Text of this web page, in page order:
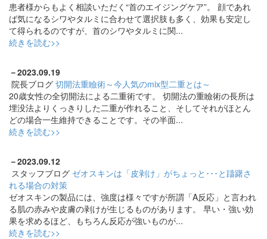
患者様からもよく相談いただく“首のエイジングケア”。 顔であれ
ば気になるシワやタルミに合わせて選択肢も多く、効果も安定し
て得られるのですが、首のシワやタルミに関...
続きを読む>>
－2023.09.19
院長ブログ 切開法重瞼術～今人気のmix型二重とは～
20歳女性の全切開法による二重術です。 切開法の重瞼術の長所は
埋没法よりくっきりした二重が作れること、そしてそれがほとん
どの場合一生維持できることです。その半面...
続きを読む>>
－2023.09.12
スタッフブログ ゼオスキンは「皮剥け」がちょっと･･･と躊躇さ
れる場合の対策
ゼオスキンの製品には、強度は様々ですが所謂「A反応」と言われ
る肌の赤みや皮膚の剥けが生じるものがあります。 早い・強い効
果を求めるほど、もちろん反応が強いものが...
続きを読む>>